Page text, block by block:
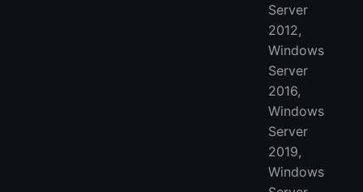
Server
2012,
Windows
Server
2016,
Windows
Server
2019,
Windows